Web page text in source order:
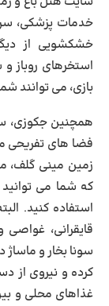
خدمات پزشکی،
خشکشویی از
استخرهای
بازی، می توانند
همچنین جکوزی،
فضا های تفریحی
زمین مینی گلف،
که شما می
استفاده کنید.
قایقرانی،
سونا بخار و
کرده و نیروی از
غذاهای محلی و